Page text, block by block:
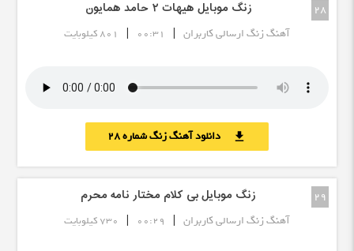
28 زنگ موبایل هیهات ۲ حامد همایون
آهنگ زنگ ارسالی کاربران |
00:31
| 801 کیلوبایت
download دانلود آهنگ زنگ شماره 28
29 زنگ موبایل بی کلام مختار نامه محرم
آهنگ زنگ ارسالی کاربران |
00:29
| 730 کیلوبایت